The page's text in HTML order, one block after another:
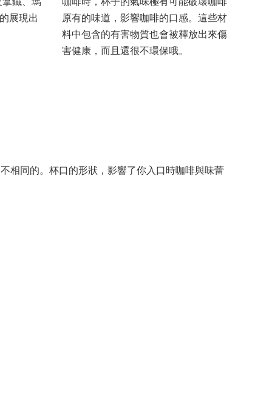
展現出
原有的味道，影響咖啡的口感。這些材
料中包含的有害物質也會被釋放出來傷
害健康，而且還很不環保哦。
同的。杯口的形狀，影響了你入口時咖啡與味蕾